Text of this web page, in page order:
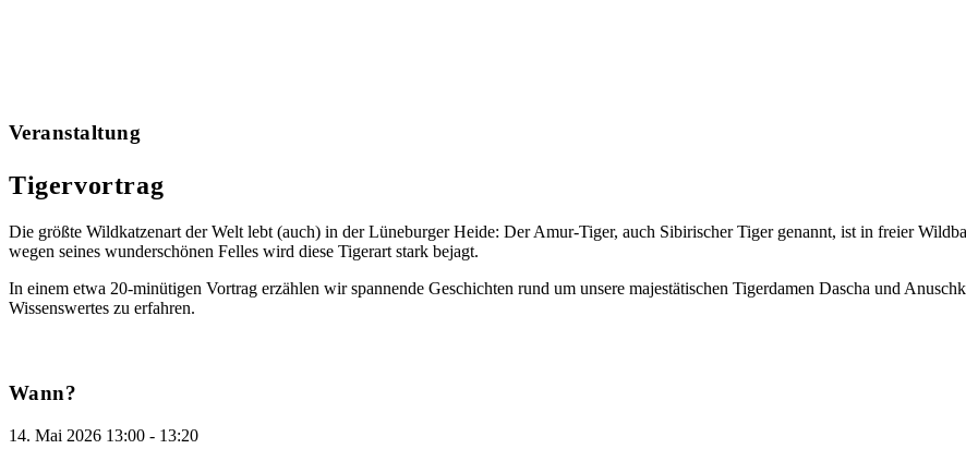
Veranstaltung
Tigervortrag
Die größte Wildkatzenart der Welt lebt (auch) in der Lüneburger Heide: Der Amur-Tiger, auch Sibirischer Tiger genannt, ist in freier
wegen seines wunderschönen Felles wird diese Tigerart stark bejagt.
In einem etwa 20-minütigen Vortrag erzählen wir spannende Geschichten rund um unsere majestätischen Tigerdamen Dascha und
Wissenswertes zu erfahren.
Wann?
14. Mai 2026 13:00 - 13:20